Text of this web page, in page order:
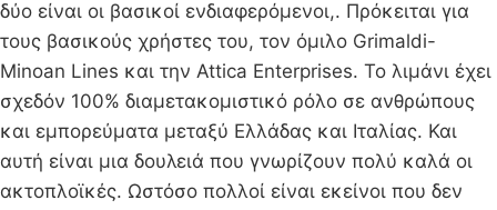
δύο είναι οι βασικοί ενδιαφερόμενοι,. Πρόκειται για
τους βασικούς χρήστες του, τον όμιλο Grimaldi-
Minoan Lines και την Attica Enterprises. Το λιμάνι έχει
σχεδόν 100% διαμετακομιστικό ρόλο σε ανθρώπους
και εμπορεύματα μεταξύ Ελλάδας και Ιταλίας. Και
αυτή είναι μια δουλειά που γνωρίζουν πολύ καλά οι
ακτοπλοϊκές. Ωστόσο πολλοί είναι εκείνοι που δεν